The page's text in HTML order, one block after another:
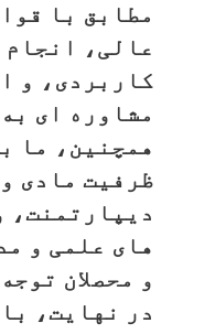
مطابق با
عالی،
کاربردی، و
مشاوره ای
همچنین، ما
ظرفیت مادی
دیپارتمنت،
های علمی و
و محصلان
در نهایت،